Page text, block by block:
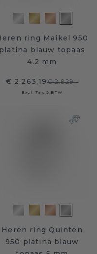
ring Maikel 950
platina blauw topaas
4.2 mm
€ 2.263,19€ 2.829,-
Excl. Tax & BTW
Heren ring Quinten
950 platina blauw